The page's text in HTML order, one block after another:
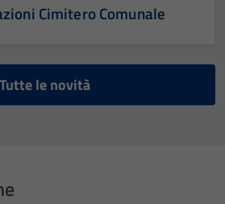
Cimitero Comunale
Tutte le novità